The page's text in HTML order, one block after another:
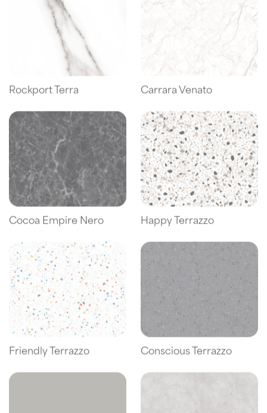
Rockport Terra Carrara Venato
Cocoa Empire Nero Happy Terrazzo
Friendly Terrazzo Conscious Terrazzo